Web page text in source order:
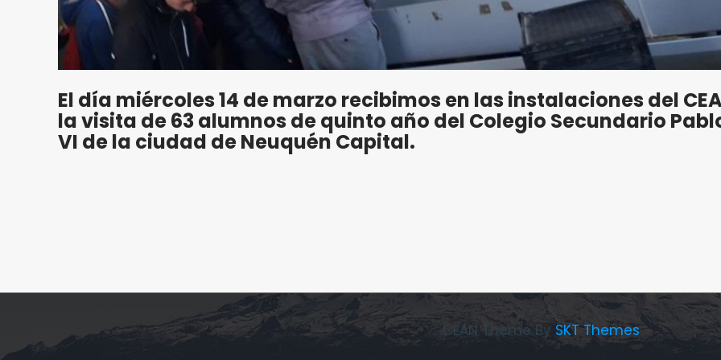
El día miércoles 14 de marzo recibimos en las instalaciones del
la visita de 63 alumnos de quinto año del Colegio Secundario
VI de la ciudad de Neuquén Capital.
CEAN Theme By SKT Themes